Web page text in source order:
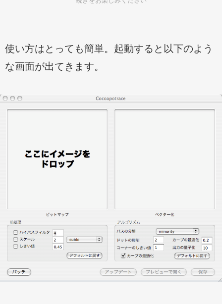
使い方はとっても簡単。起動すると以下のよう
な画面が出てきます。